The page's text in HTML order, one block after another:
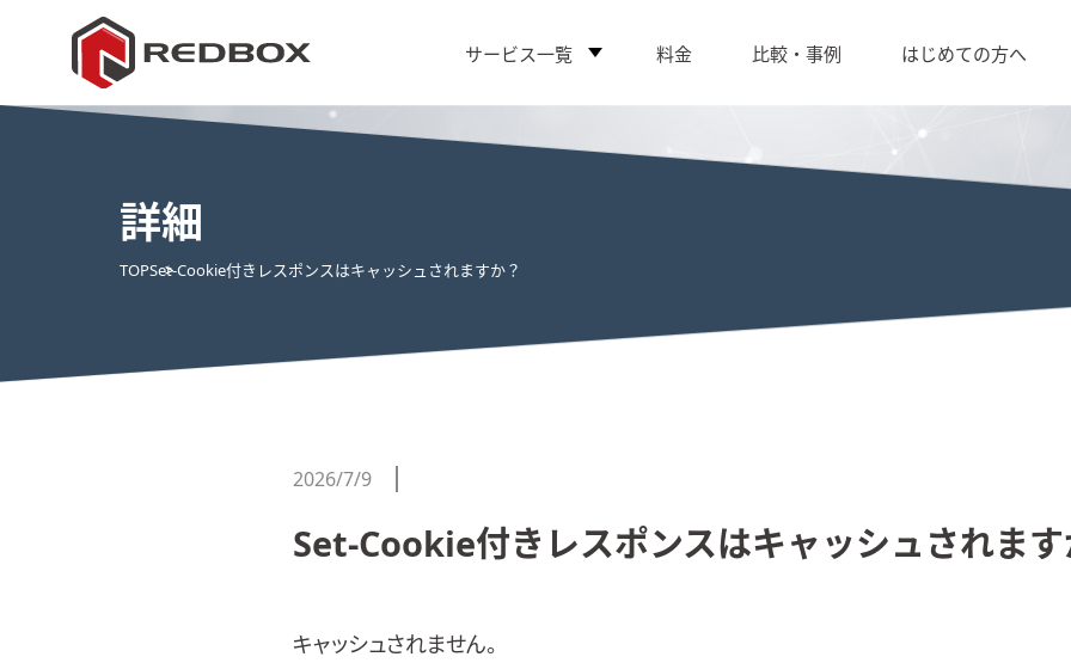
サービス一覧 料金 比較・事例 はじめての方へ
詳細
TOPSet-Cookie付きレスポンスはキャッシュされますか？
2026/7/9
Set-Cookie付きレスポンスはキャッシュされま
キャッシュされません。